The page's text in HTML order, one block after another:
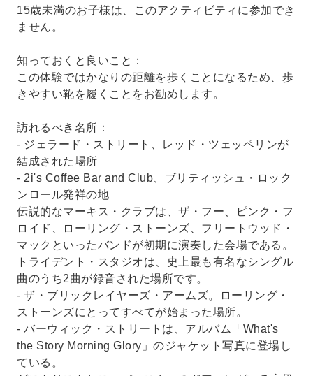
15歳未満のお子様は、このアクティビティに参加でき
ません。
知っておくと良いこと：
この体験ではかなりの距離を歩くことになるため、歩
きやすい靴を履くことをお勧めします。
訪れるべき名所：
- ジェラード・ストリート、レッド・ツェッペリンが
結成された場所
- 2i's Coffee Bar and Club、ブリティッシュ・ロック
ンロール発祥の地
伝説的なマーキス・クラブは、ザ・フー、ピンク・フ
ロイド、ローリング・ストーンズ、フリートウッド・
マックといったバンドが初期に演奏した会場である。
トライデント・スタジオは、史上最も有名なシングル
曲のうち2曲が録音された場所です。
- ザ・ブリックレイヤーズ・アームズ。ローリング・
ストーンズにとってすべてが始まった場所。
- バーウィック・ストリートは、アルバム「What's
the Story Morning Glory」のジャケット写真に登場し
ている。